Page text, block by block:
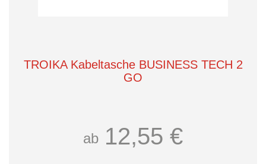
TROIKA Kabeltasche BUSINESS TECH 2
GO
ab 12,55 €